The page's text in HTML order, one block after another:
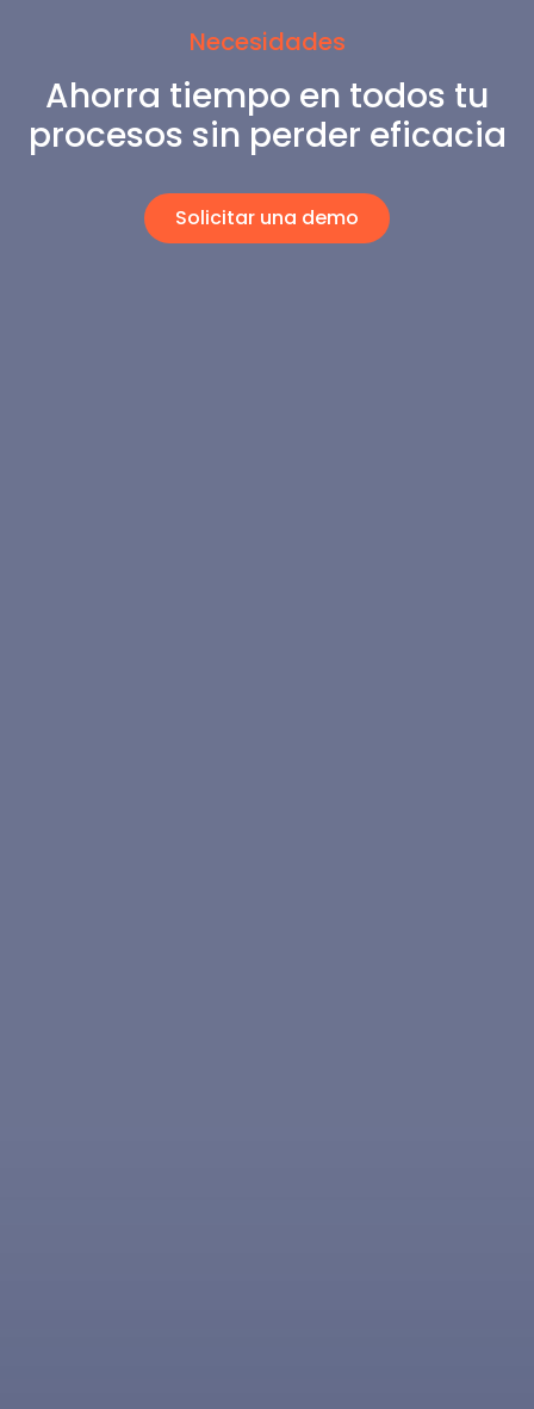
Necesidades
Ahorra tiempo en todos tu
procesos sin perder eficacia
Solicitar una demo